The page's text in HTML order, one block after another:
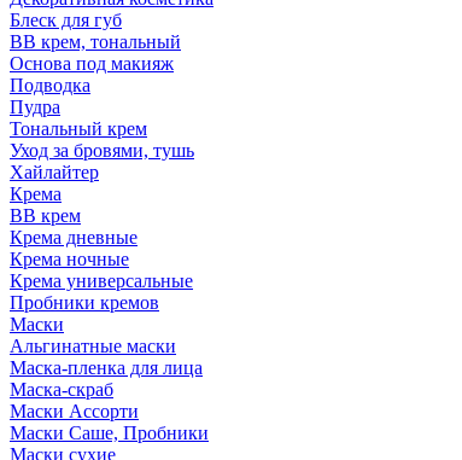
Блеск для губ
ВВ крем, тональный
Основа под макияж
Подводка
Пудра
Тональный крем
Уход за бровями, тушь
Хайлайтер
Крема
ВВ крем
Крема дневные
Крема ночные
Крема универсальные
Пробники кремов
Маски
Альгинатные маски
Маска-пленка для лица
Маска-скраб
Маски Ассорти
Маски Саше, Пробники
Маски сухие